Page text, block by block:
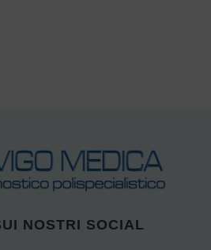
NOSTRI SOCIAL